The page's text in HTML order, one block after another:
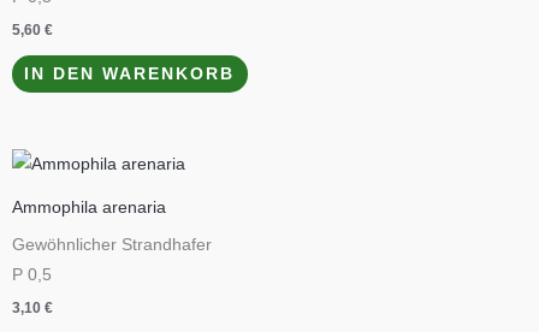
5,60 €
IN DEN WARENKORB
Ammophila arenaria
Gewöhnlicher Strandhafer
P 0,5
3,10 €